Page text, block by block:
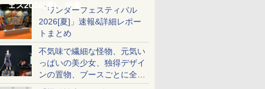
ェス2026[夏]」特集「ワンダーフェスティバル
2026[夏]」速報&詳細レポー
トまとめ
不気味で繊細な怪物、元気い
っぱいの美少女、独得デザイ
ンの置物、ブースごとに全く
異なる世界が広がる一般ディ